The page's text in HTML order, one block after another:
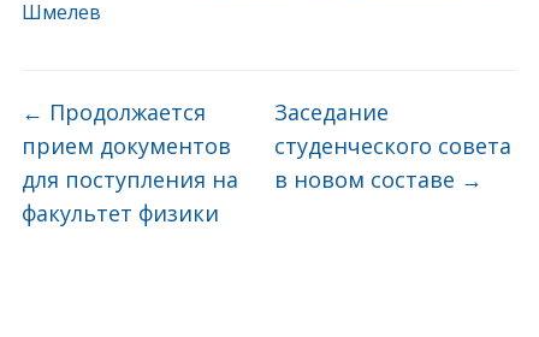
Шмелев
← Продолжается
прием документов
для поступления на
факультет физики
Заседание
студенческого совета
в новом составе →